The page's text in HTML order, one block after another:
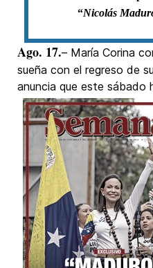
“Nicolás
Ago. 17.– María Corina
sueña con el regreso de
anuncia que este sábado